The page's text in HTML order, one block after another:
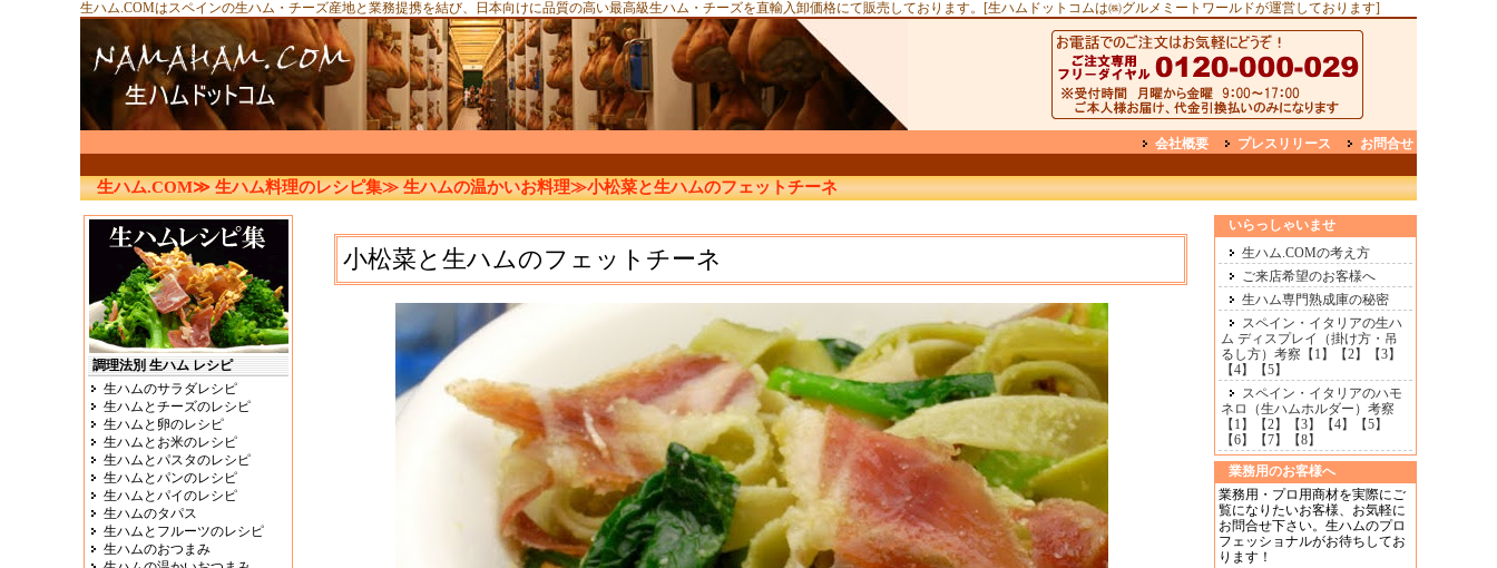
生ハム.COMはスペインの生ハム・チーズ産地と業務提携を結び、日本向けに品質の高い最高級生ハム・チーズを直輸入卸価格にて販売しております。[生ハムドットコムは㈱グルメミートワールドが運営しております]
会社概要 プレスリリース お問合せ
生ハム.COM≫ 生ハム料理のレシピ集≫ 生ハムの温かいお料理≫小松菜と生ハムのフェットチーネ
調理法別 生ハム レシピ
生ハムのサラダレシピ
生ハムとチーズのレシピ
生ハムと卵のレシピ
生ハムとお米のレシピ
生ハムとパスタのレシピ
生ハムとパンのレシピ
生ハムとパイのレシピ
生ハムのタパス
生ハムとフルーツのレシピ
生ハムのおつまみ
小松菜と生ハムのフェットチーネ
いらっしゃいませ
生ハム.COMの考え方
ご来店希望のお客様へ
生ハム専門熟成庫の秘密
スペイン・イタリアの生ハ
ム ディスプレイ（掛け方・吊
るし方）考察【1】
【2】
【3】
【4】
【5】
スペイン・イタリアのハモ
ネロ（生ハムホルダー）考察
【1】
【2】 【3】 【4】
【5】
【6】
【7】
【8】
業務用のお客様へ
業務用・プロ用商材を実際にご
覧になりたいお客様、お気軽に
お問合せ下さい。生ハムのプロ
フェッショナルがお待ちしてお
ります！